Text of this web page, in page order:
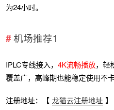
为24小时。
机场推荐1
IPLC专线接入，4K流畅播放，轻
覆盖广，高峰期也能稳定使用不
注册地址：【 龙猫云注册地址 】